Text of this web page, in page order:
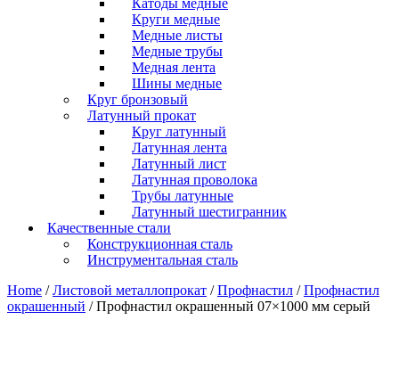
Катоды медные
Круги медные
Медные листы
Медные трубы
Медная лента
Шины медные
Круг бронзовый
Латунный прокат
Круг латунный
Латунная лента
Латунный лист
Латунная проволока
Трубы латунные
Латунный шестигранник
Качественные стали
Конструкционная сталь
Инструментальная сталь
Home /Листовой металлопрокат /Профнастил /Профнастил
окрашенный / Профнастил окрашенный 07×1000 мм серый